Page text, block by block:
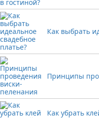
Как выбрать
Принципы
Как убрать